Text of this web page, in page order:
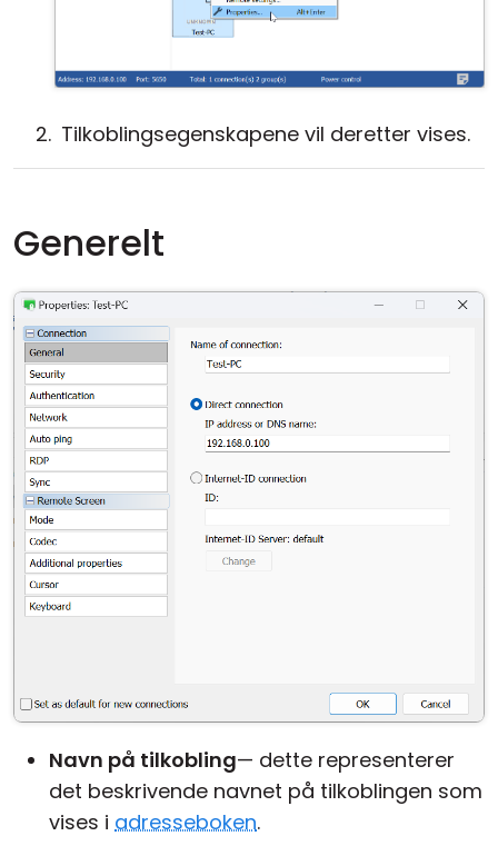
Tilkoblingsegenskapene vil deretter vises.
Generelt
Navn på tilkobling— dette representerer
det beskrivende navnet på tilkoblingen som
vises i adresseboken.